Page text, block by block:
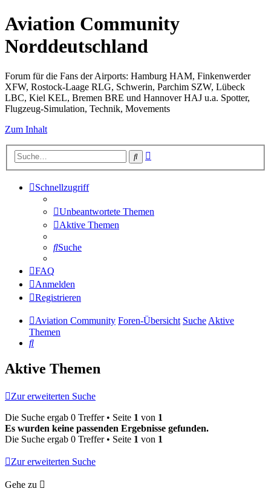
Aviation Community
Norddeutschland
Forum für die Fans der Airports: Hamburg HAM, Finkenwerder
XFW, Rostock-Laage RLG, Schwerin, Parchim SZW, Lübeck
LBC, Kiel KEL, Bremen BRE und Hannover HAJ u.a. Spotter,
Flugzeug-Simulation, Technik, Movements
Zum Inhalt
Suche
Schnellzugriff
Unbeantwortete Themen
Aktive Themen
Suche
FAQ
Anmelden
Registrieren
Aviation Community Foren-Übersicht SucheAktive
Themen
Suche
Aktive Themen
Zur erweiterten Suche
Die Suche ergab 0 Treffer • Seite 1 von 1
Es wurden keine passenden Ergebnisse gefunden.
Die Suche ergab 0 Treffer • Seite 1 von 1
Zur erweiterten Suche
Gehe zu